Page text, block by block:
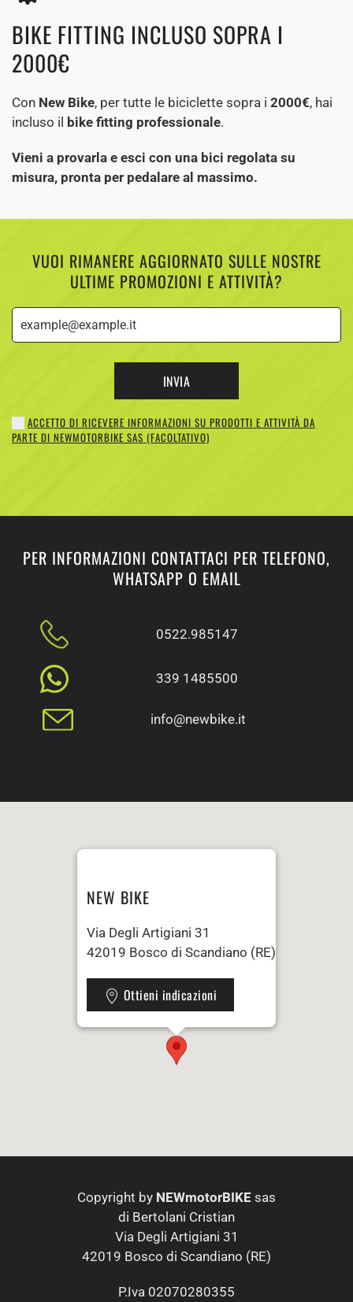
BIKE FITTING INCLUSO SOPRA I
2000€
Con New Bike, per tutte le biciclette sopra i 2000€, hai
incluso il bike fitting professionale.
Vieni a provarla e esci con una bici regolata su
misura, pronta per pedalare al massimo.
VUOI RIMANERE AGGIORNATO SULLE NOSTRE
ULTIME PROMOZIONI E ATTIVITÀ?
INVIA
ACCETTO DI RICEVERE INFORMAZIONI SU PRODOTTI E ATTIVITÀ DA
PARTE DI NEWMOTORBIKE SAS (FACOLTATIVO)
PER INFORMAZIONI CONTATTACI PER TELEFONO,
WHATSAPP O EMAIL
0522.985147
339 1485500
info@newbike.it
NEW BIKE
Via Degli Artigiani 31
42019 Bosco di Scandiano (RE)
Ottieni indicazioni
Copyright by NEWmotorBIKE sas
di Bertolani Cristian
Via Degli Artigiani 31
42019 Bosco di Scandiano (RE)
P.Iva 02070280355